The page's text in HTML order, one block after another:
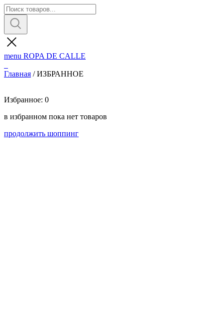
menu ROPA DE CALLE
Главная / ИЗБРАННОЕ
Избранное: 0
в избранном пока нет товаров
продолжить шоппинг